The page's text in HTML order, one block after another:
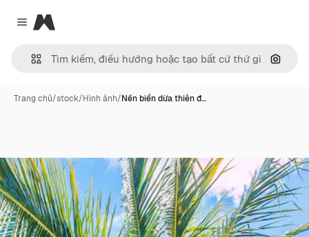
Close menu
Magnific
Tìm
Trang chủ/stock/Hình ảnh/Nền biển dừa thiên đ…